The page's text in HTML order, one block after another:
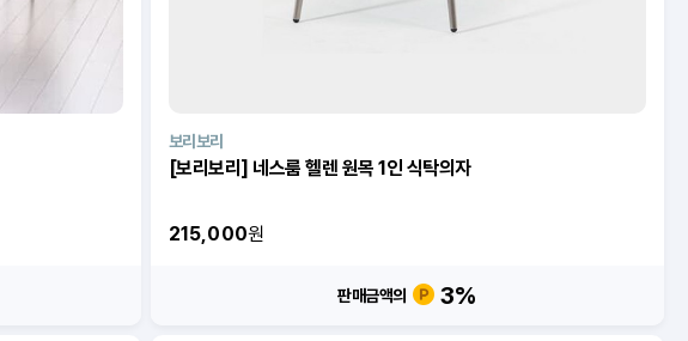
보리보리
[보리보리] 네스룸 헬렌 원목 1인 식탁의자
215,000원
판매금액의 3%